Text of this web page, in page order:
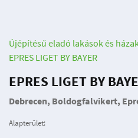
Újépítésű eladó lakások és
EPRES LIGET BY BAYER
EPRES LIGET BY
Debrecen, Boldogfalvikert,
Alapterület: